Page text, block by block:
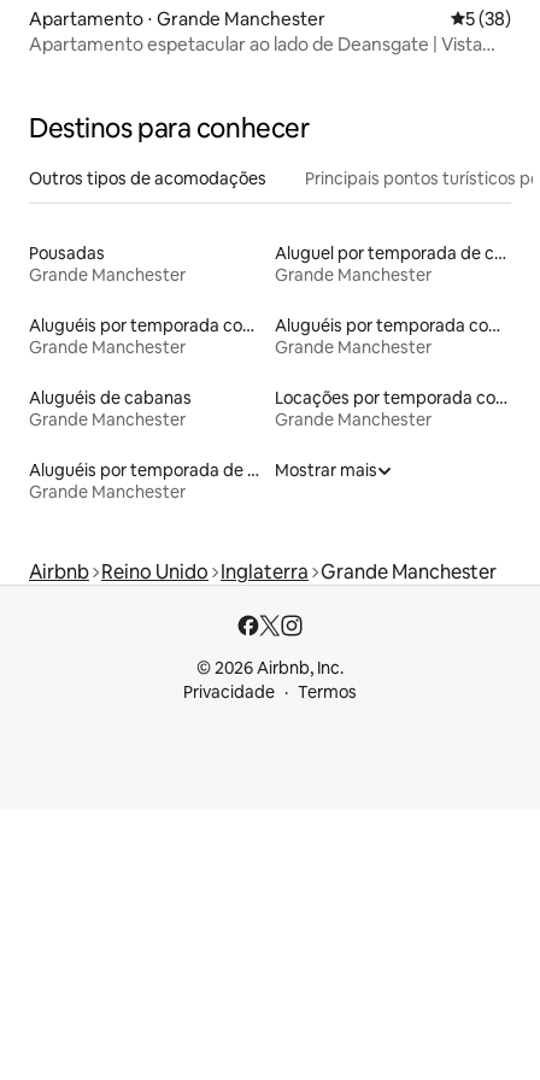
Apartamento ⋅ Grande Manchester 5 de uma
5 (38)
Apartamento espetacular ao lado de Deansgate | Vista
Destinos para conhecer
Outros tipos de acomodações Principais pontos turísticos
Pousadas
Grande Manchester
Aluguel por temporada de casas de hóspedes
Grande Manchester
Aluguéis por temporada com acesso ao lago
Grande Manchester
Aluguéis por temporada com café da manhã
Grande Manchester
Aluguéis de cabanas
Grande Manchester
Locações por temporada com piscina
Grande Manchester
Aluguéis por temporada de celeiros
Grande Manchester
Mostrar mais
Airbnb Reino Unido Inglaterra Grande Manchester
© 2026 Airbnb, Inc.
Privacidade
Termos